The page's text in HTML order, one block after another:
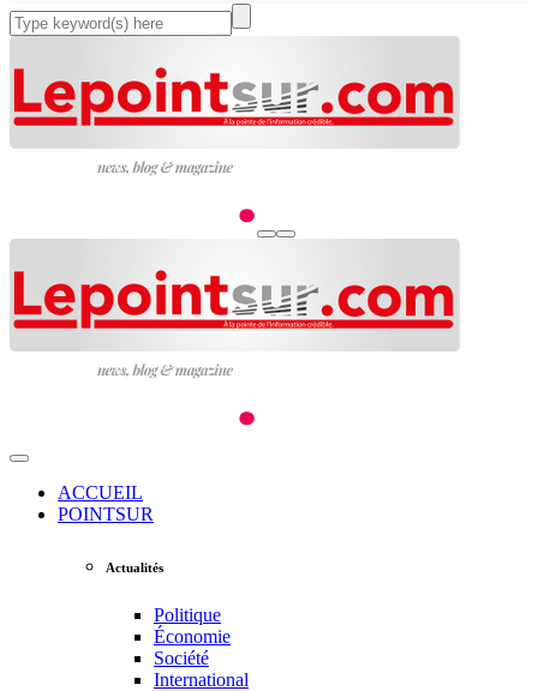
ACCUEIL
POINTSUR
Actualités
Politique
Économie
Société
International